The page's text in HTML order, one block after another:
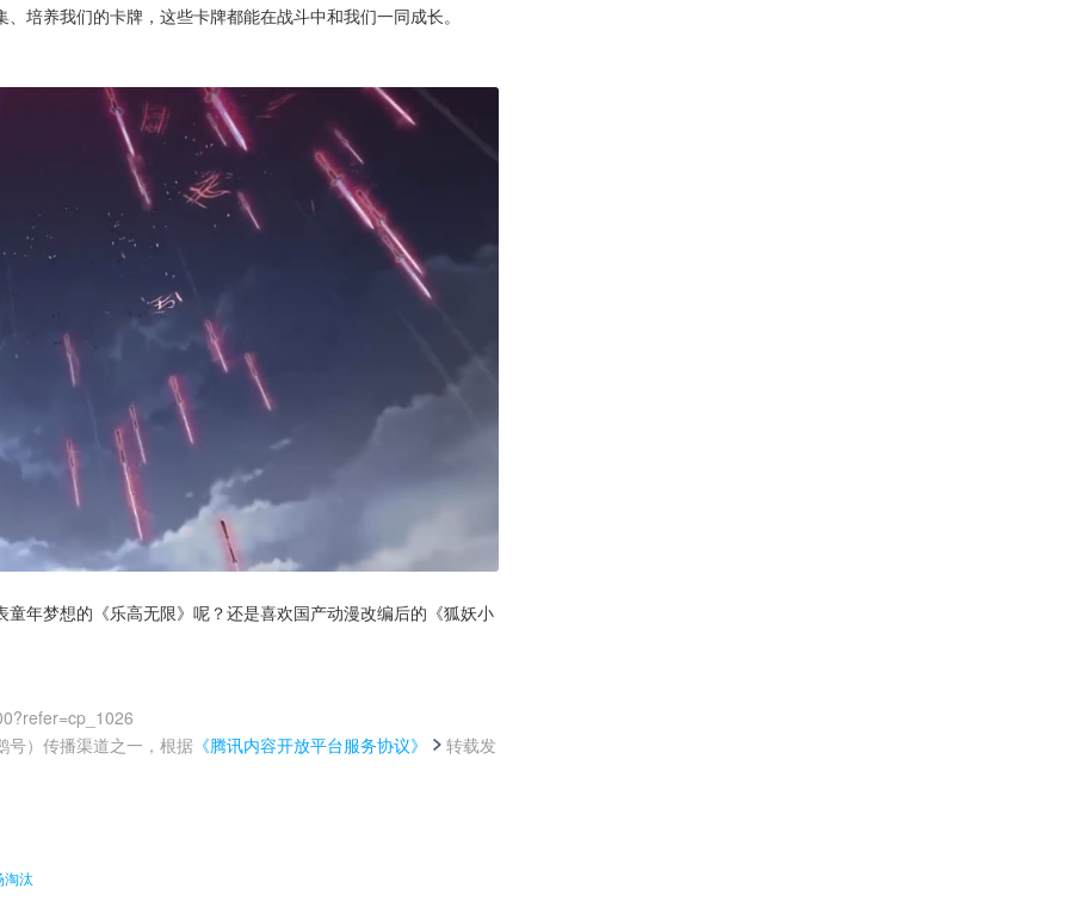
培养我们的卡牌，这些卡牌都能在战斗中和我们一同成长。
年梦想的《乐高无限》呢？还是喜欢国产动漫改编后的《狐妖小
号）传播渠道之一，根据 《腾讯内容开放平台服务协议》 转载发
淘汰